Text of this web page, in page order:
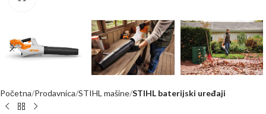
Početna Prodavnica STIHL mašine STIHL baterijski uređaji